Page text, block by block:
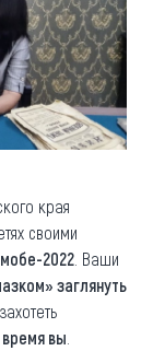
края
своими
2022 . Ваши
заглянуть
вы